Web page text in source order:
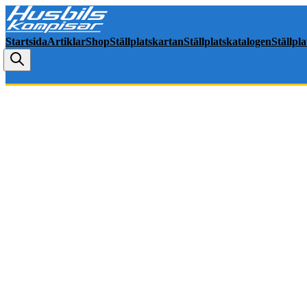
StartsidaArtiklarShopStällplatskartanStällplatskatalogen